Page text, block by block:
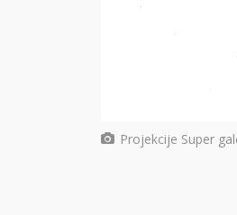
Projekcije Super